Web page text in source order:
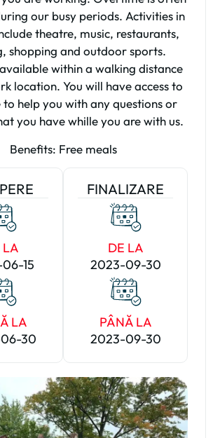
our busy periods. Activities in
theatre, music, restaurants,
shopping and outdoor sports.
within a walking distance
location. You will have access to
help you with any questions or
you have whille you are with us.
Benefits: Free meals
LA
15
LA
30
FINALIZARE
DE LA
2023-09-30
PÂNĂ LA
2023-09-30